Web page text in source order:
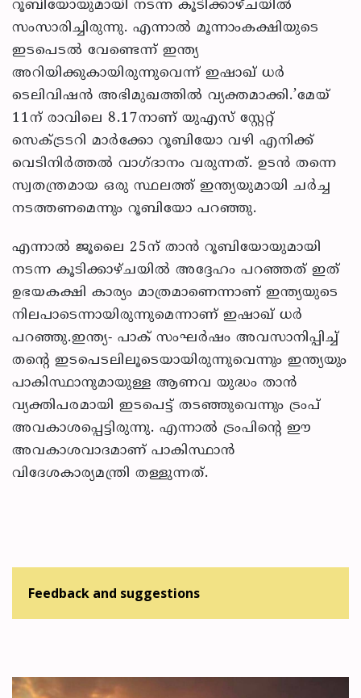
റൂബിയോയുമായി നടന്ന കൂടിക്കാഴ്ചയില്‍
സംസാരിച്ചിരുന്നു. എന്നാല്‍ മൂന്നാംകക്ഷിയുടെ
ഇടപെടല്‍ വേണ്ടെന്ന് ഇന്ത്യ
അറിയിക്കുകായിരുന്നുവെന്ന് ഇഷാഖ് ധര്‍
ടെലിവിഷന്‍ അഭിമുഖത്തില്‍ വ്യക്തമാക്കി.’മേയ്
11ന് രാവിലെ 8.17നാണ് യുഎസ് സ്റ്റേറ്റ്
സെക്ട്രടറി മാര്‍ക്കോ റൂബിയോ വഴി എനിക്ക്
വെടിനിര്‍ത്തല്‍ വാഗ്ദാനം വരുന്നത്. ഉടന്‍ തന്നെ
സ്വതന്ത്രമായ ഒരു സ്ഥലത്ത് ഇന്ത്യയുമായി ചര്‍ച്ച
നടത്തണമെന്നും റൂബിയോ പറഞ്ഞു.
എന്നാല്‍ ജൂലൈ 25ന് താന്‍ റൂബിയോയുമായി
നടന്ന കൂടിക്കാഴ്ചയില്‍ അദ്ദേഹം പറഞ്ഞത് ഇത്
ഉഭയകക്ഷി കാര്യം മാത്രമാണെന്നാണ് ഇന്ത്യയുടെ
നിലപാടെന്നായിരുന്നുമെന്നാണ് ഇഷാഖ് ധര്‍
പറഞ്ഞു.ഇന്ത്യ- പാക് സംഘര്‍ഷം അവസാനിപ്പിച്ച്
തന്റെ ഇടപെടലിലൂടെയായിരുന്നുവെന്നും ഇന്ത്യയും
പാകിസ്ഥാനുമായുള്ള ആണവ യുദ്ധം താന്‍
വ്യക്തിപരമായി ഇടപെട്ട് തടഞ്ഞുവെന്നും ട്രംപ്
അവകാശപ്പെട്ടിരുന്നു. എന്നാല്‍ ട്രംപിന്റെ ഈ
അവകാശവാദമാണ് പാകിസ്ഥാന്‍
വിദേശകാര്യമന്ത്രി തള്ളുന്നത്.
Feedback and suggestions